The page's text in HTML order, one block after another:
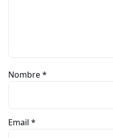
Nombre*
Email *